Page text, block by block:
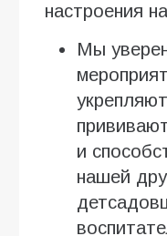
настроения
Мы
и
нашей